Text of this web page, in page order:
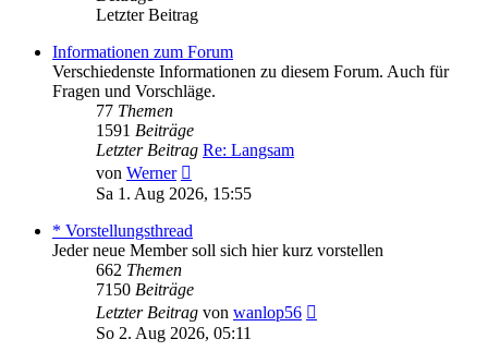
Letzter Beitrag
Informationen zum Forum
Verschiedenste Informationen zu diesem Forum. Auch für
Fragen und Vorschläge.
77 Themen
1591 Beiträge
Letzter Beitrag Re: Langsam
von Werner
Beitrag
Sa 1. Aug 2026, 15:55
* Vorstellungsthread
Jeder neue Member soll sich hier kurz vorstellen
662 Themen
7150 Beiträge
Letzter Beitrag von wanlop56
So 2. Aug 2026, 05:11